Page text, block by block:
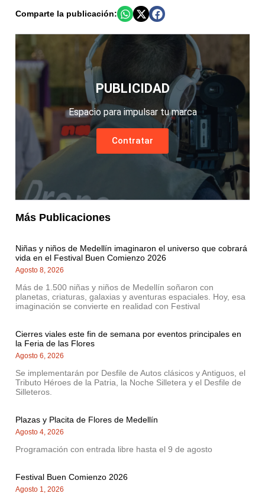
Comparte la publicación:
PUBLICIDAD
Espacio para impulsar tu marca
Contratar
Más Publicaciones
Niñas y niños de Medellín imaginaron el universo que cobrará
vida en el Festival Buen Comienzo 2026
Agosto 8, 2026
Más de 1.500 niñas y niños de Medellín soñaron con
planetas, criaturas, galaxias y aventuras espaciales. Hoy, esa
imaginación se convierte en realidad con Festival
Cierres viales este fin de semana por eventos principales en
la Feria de las Flores
Agosto 6, 2026
Se implementarán por Desfile de Autos clásicos y Antiguos, el
Tributo Héroes de la Patria, la Noche Silletera y el Desfile de
Silleteros.
Plazas y Placita de Flores de Medellín
Agosto 4, 2026
Programación con entrada libre hasta el 9 de agosto
Festival Buen Comienzo 2026
Agosto 1, 2026